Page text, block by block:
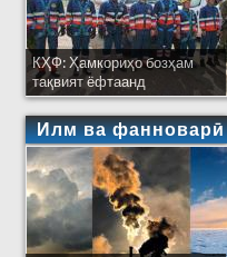
КҲФ: Ҳамкориҳо бозҳам
тақвият ёфтаанд
Илм ва фанноварӣ